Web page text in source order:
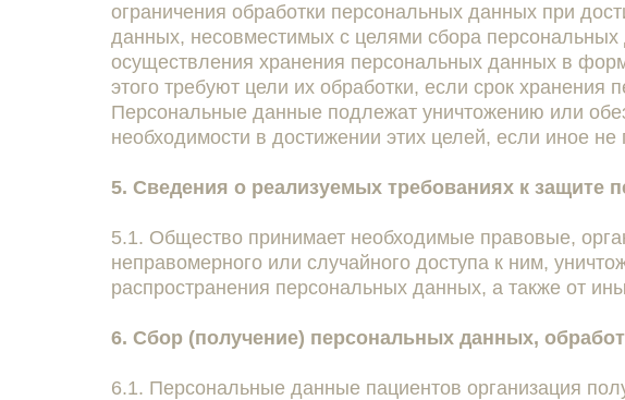
ограничения обработки персональных данных при
данных, несовместимых с целями сбора персональных
осуществления хранения персональных данных в
этого требуют цели их обработки, если срок
Персональные данные подлежат уничтожению или
необходимости в достижении этих целей, если иное
5. Сведения о реализуемых требованиях к защите
5.1. Общество принимает необходимые правовые,
неправомерного или случайного доступа к ним,
распространения персональных данных, а также от
6. Сбор (получение) персональных данных,
6.1. Персональные данные пациентов организация